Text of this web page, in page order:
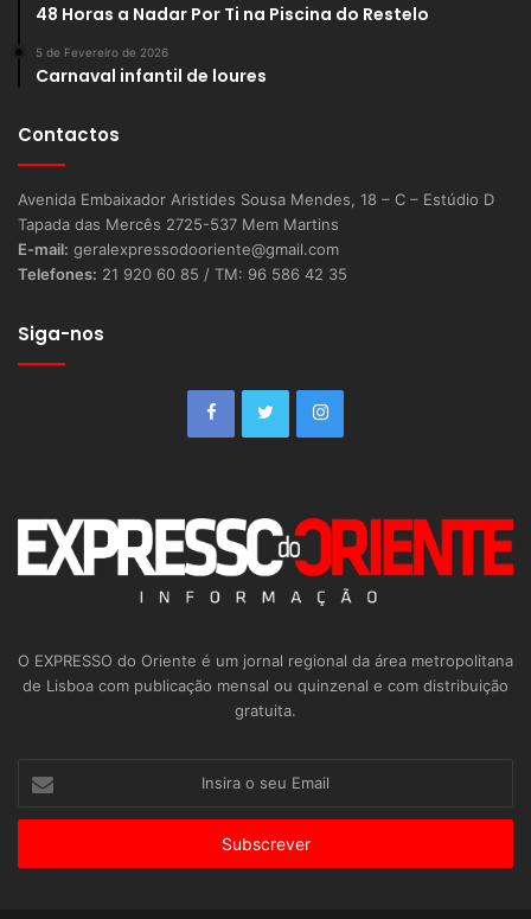
48 Horas a Nadar Por Ti na Piscina do Restelo
5 de Fevereiro de 2026
Carnaval infantil de loures
Contactos
Avenida Embaixador Aristides Sousa Mendes, 18 – C – Estúdio D
Tapada das Mercês 2725-537 Mem Martins
E-mail: geralexpressodooriente@gmail.com
Telefones: 21 920 60 85 / TM: 96 586 42 35
Siga-nos
O EXPRESSO do Oriente é um jornal regional da área metropolitana
de Lisboa com publicação mensal ou quinzenal e com distribuição
gratuita.
seu